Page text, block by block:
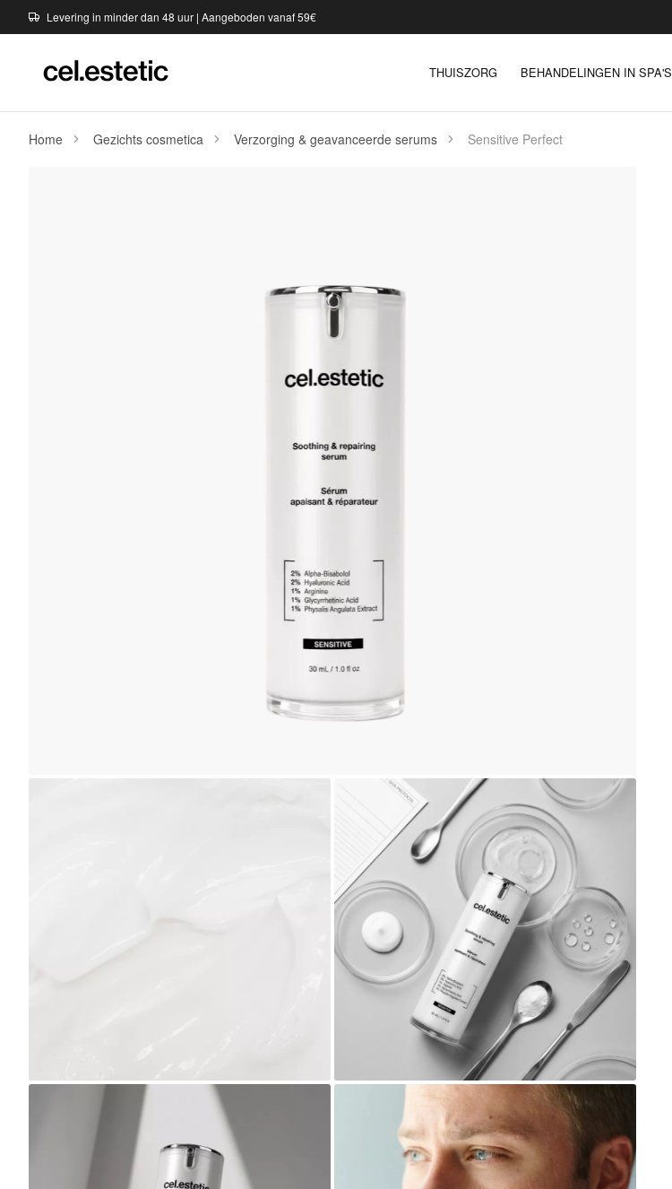
Levering in minder dan 48 uur | Aangeboden vanaf 59€
THUISZORG BEHANDELINGEN IN SPA'S
Home Gezichts cosmetica Verzorging & geavanceerde serums Sensitive Perfect